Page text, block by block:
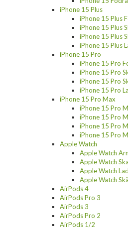
iPhone 15 Plus
iPhone 15 Plus
iPhone 15 Plus
iPhone 15 Plus
iPhone 15 Plus
iPhone 15 Pro
iPhone 15 Pro
iPhone 15 Pro
iPhone 15 Pro
iPhone 15 Pro
iPhone 15 Pro Max
iPhone 15 Pro
iPhone 15 Pro
iPhone 15 Pro
iPhone 15 Pro
Apple Watch
Apple Watch
Apple Watch
Apple Watch
Apple Watch
AirPods 4
AirPods Pro 3
AirPods 3
AirPods Pro 2
AirPods 1/2